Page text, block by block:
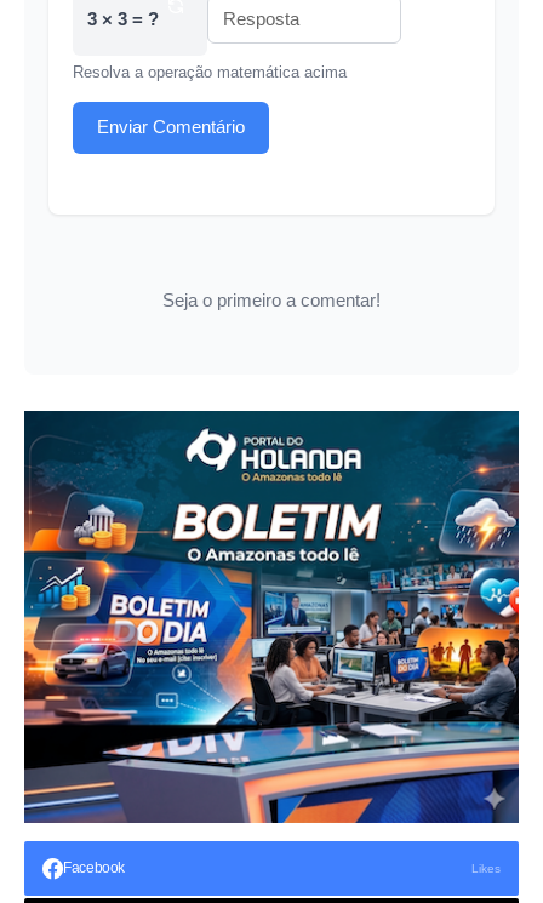
3 × 3 = ?
Resolva a operação matemática acima
Enviar Comentário
Seja o primeiro a comentar!
Facebook Likes